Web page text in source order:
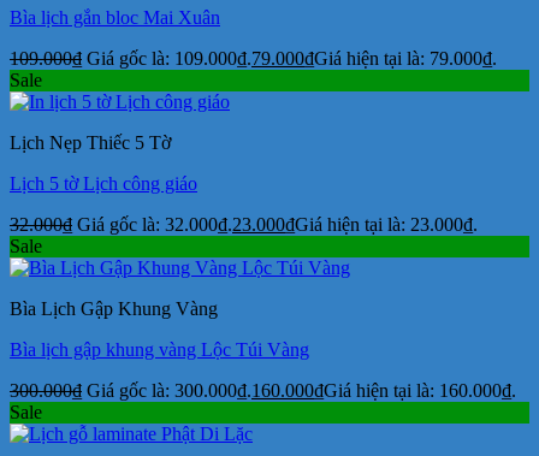
Bìa lịch gắn bloc Mai Xuân
109.000₫ Giá gốc là: 109.000₫.79.000₫Giá hiện tại là: 79.000₫.
Sale
Lịch Nẹp Thiếc 5 Tờ
Lịch 5 tờ Lịch công giáo
32.000₫ Giá gốc là: 32.000₫.23.000₫Giá hiện tại là: 23.000₫.
Sale
Bìa Lịch Gập Khung Vàng
Bìa lịch gập khung vàng Lộc Túi Vàng
300.000₫ Giá gốc là: 300.000₫.160.000₫Giá hiện tại là: 160.000₫.
Sale